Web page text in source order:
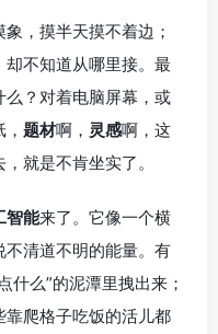
，摸半天摸不着边；
不知道从哪里接。最
？对着电脑屏幕，或
题材啊， 灵感啊，这
就是不肯坐实了。
智能来了。它像一个横
清道不明的能量。有
什么”的泥潭里拽出来；
爬格子吃饭的活儿都